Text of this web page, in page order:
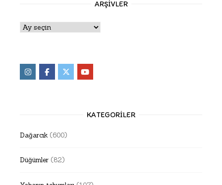
ARŞIVLER
Arşivler
KATEGORILER
Dağarcık (600)
Düğümler (82)